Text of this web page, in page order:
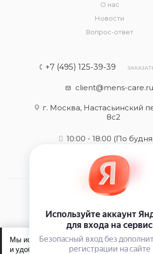
О нас
Новости
Вопрос-ответ
+7 (495) 125-39-39
client@mens-care.ru
г. Москва, Настасьинский
8с2
10:00 - 18:00 (По
2026 © Mens-care - интернет-
Мы используем файлы cookie, чтобы
и удобнее для вас.